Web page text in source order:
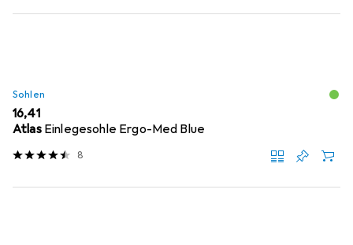
Sohlen
EUR
16,41
Atlas Einlegesohle Ergo-Med Blue
8